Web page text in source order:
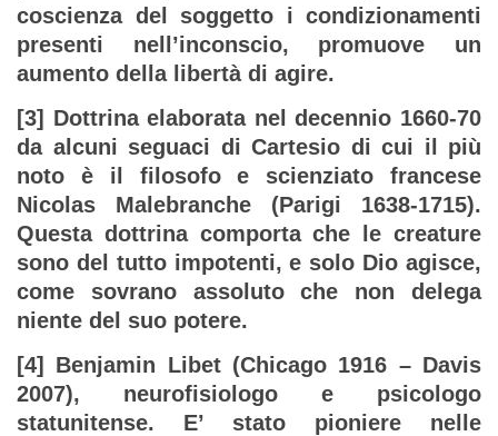
coscienza del soggetto i condizionamenti
presenti nell’inconscio, promuove un
aumento della libertà di agire.
[3] Dottrina elaborata nel decennio 1660-70
da alcuni seguaci di Cartesio di cui il più
noto è il filosofo e scienziato francese
Nicolas Malebranche (Parigi 1638-1715).
Questa dottrina comporta che le creature
sono del tutto impotenti, e solo Dio agisce,
come sovrano assoluto che non delega
niente del suo potere.
[4] Benjamin Libet (Chicago 1916 – Davis
2007), neurofisiologo e psicologo
statunitense. E’ stato pioniere nelle